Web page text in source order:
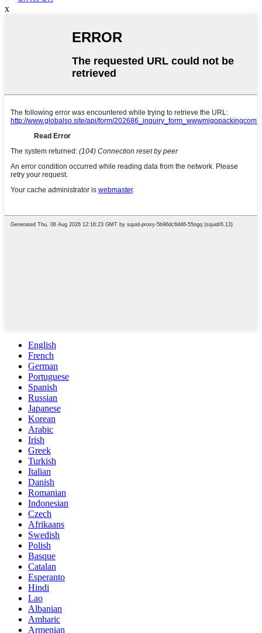
x
English
French
German
Portuguese
Spanish
Russian
Japanese
Korean
Arabic
Irish
Greek
Turkish
Italian
Danish
Romanian
Indonesian
Czech
Afrikaans
Swedish
Polish
Basque
Catalan
Esperanto
Hindi
Lao
Albanian
Amharic
Armenian